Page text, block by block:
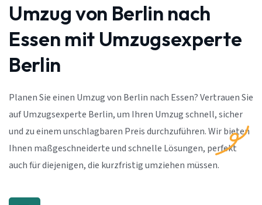
Umzug von Berlin nach
Essen mit Umzugsexperte
Berlin
Planen Sie einen Umzug von Berlin nach Essen? Vertrauen Sie
auf Umzugsexperte Berlin, um Ihren Umzug schnell, sicher
und zu einem unschlagbaren Preis durchzuführen. Wir bieten
Ihnen maßgeschneiderte und schnelle Lösungen, perfekt
auch für diejenigen, die kurzfristig umziehen müssen.